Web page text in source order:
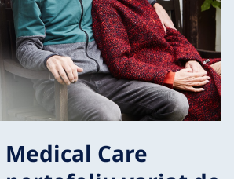
Care